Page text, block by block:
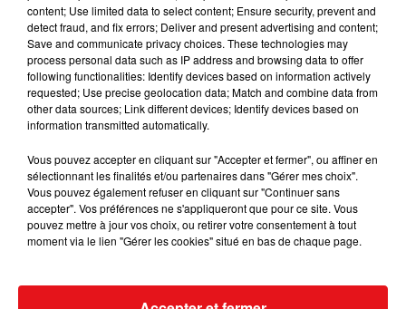
DES BLEUS
LES DERNIERS TITRES DIFFUSÉS
Heure
content; Use limited data to select content; Ensure security, prevent and
detect fraud, and fix errors; Deliver and present advertising and content;
Save and communicate privacy choices. These technologies may
process personal data such as IP address and browsing data to offer
following functionalities: Identify devices based on information actively
requested; Use precise geolocation data; Match and combine data from
other data sources; Link different devices; Identify devices based on
information transmitted automatically.
Vous pouvez accepter en cliquant sur "Accepter et fermer", ou affiner en
sélectionnant les finalités et/ou partenaires dans "Gérer mes choix".
Vous pouvez également refuser en cliquant sur "Continuer sans
accepter". Vos préférences ne s'appliqueront que pour ce site. Vous
pouvez mettre à jour vos choix, ou retirer votre consentement à tout
moment via le lien "Gérer les cookies" situé en bas de chaque page.